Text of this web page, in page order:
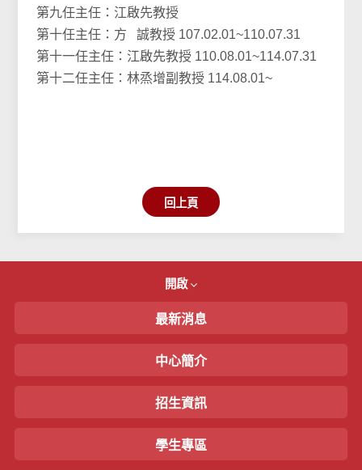
第九任主任：江啟先教授
第十任主任：方 誠教授 107.02.01~110.07.31
第十一任主任：江啟先教授 110.08.01~114.07.31
第十二任主任：林烝增副教授 114.08.01~
回上頁
開啟
最新消息
中心簡介
招生資訊
學生專區